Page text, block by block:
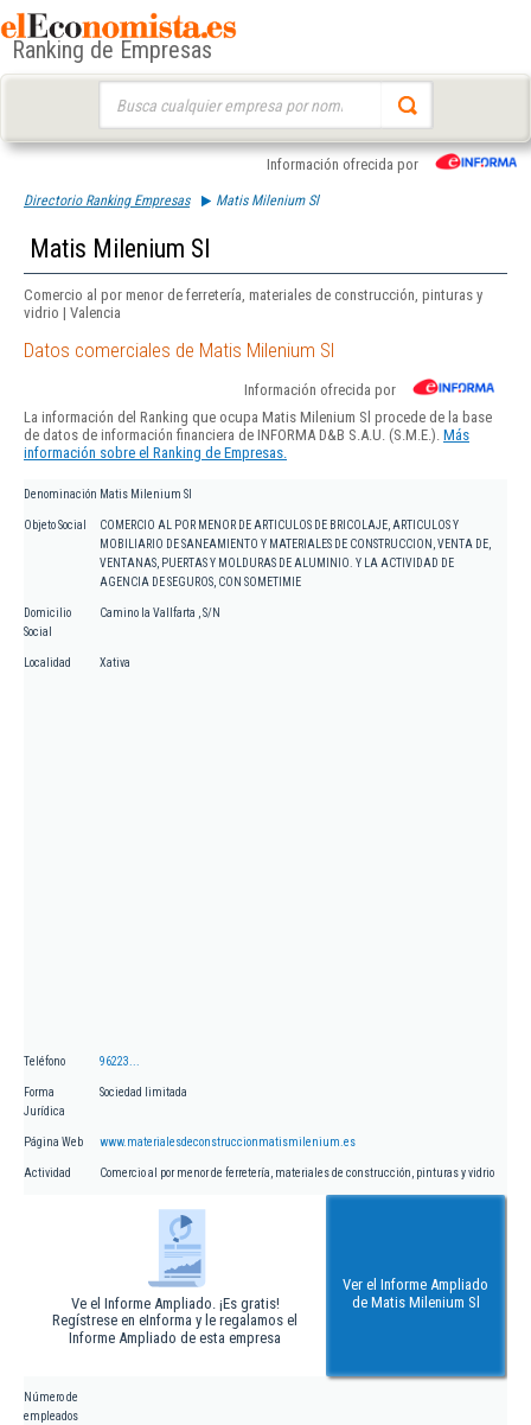
Ranking de Empresas
Información ofrecida por
Directorio Ranking Empresas Matis Milenium Sl
Matis Milenium Sl
Comercio al por menor de ferretería, materiales de construcción, pinturas y
vidrio | Valencia
Datos comerciales de Matis Milenium Sl
Información ofrecida por
La información del Ranking que ocupa Matis Milenium Sl procede de la base
de datos de información financiera de INFORMA D&B S.A.U. (S.M.E.). Más
información sobre el Ranking de Empresas.
Denominación Matis Milenium Sl
Objeto Social
COMERCIO AL POR MENOR DE ARTICULOS DE BRICOLAJE, ARTICULOS Y
MOBILIARIO DE SANEAMIENTO Y MATERIALES DE CONSTRUCCION, VENTA DE,
VENTANAS, PUERTAS Y MOLDURAS DE ALUMINIO. Y LA ACTIVIDAD DE
AGENCIA DE SEGUROS, CON SOMETIMIE
Domicilio
Social
Camino la Vallfarta , S/N
Localidad Xativa
Teléfono 96223...
Forma
Jurídica
Sociedad limitada
Página Web www.materialesdeconstruccionmatismilenium.es
Actividad Comercio al por menor de ferretería, materiales de construcción, pinturas y vidrio
Ve el Informe Ampliado. ¡Es gratis!
Regístrese en eInforma y le regalamos el
Informe Ampliado de esta empresa
Ver el Informe Ampliado
de Matis Milenium Sl
Número de
empleados